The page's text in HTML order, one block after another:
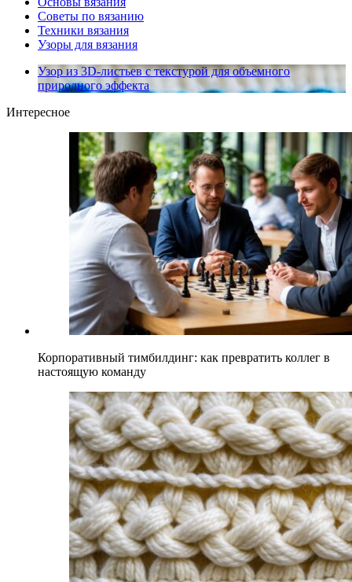
Советы по вязанию
Техники вязания
Узоры для вязания
Узор из 3D-листьев с текстурой для объемного
природного эффекта
Интересное
Корпоративный тимбилдинг: как превратить коллег в
настоящую команду